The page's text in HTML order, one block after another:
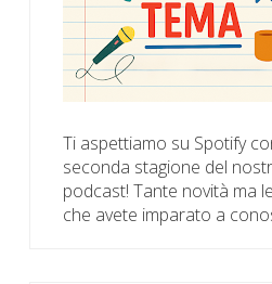
Ti aspettiamo su Spotify
seconda stagione del
podcast! Tante novità ma
che avete imparato a